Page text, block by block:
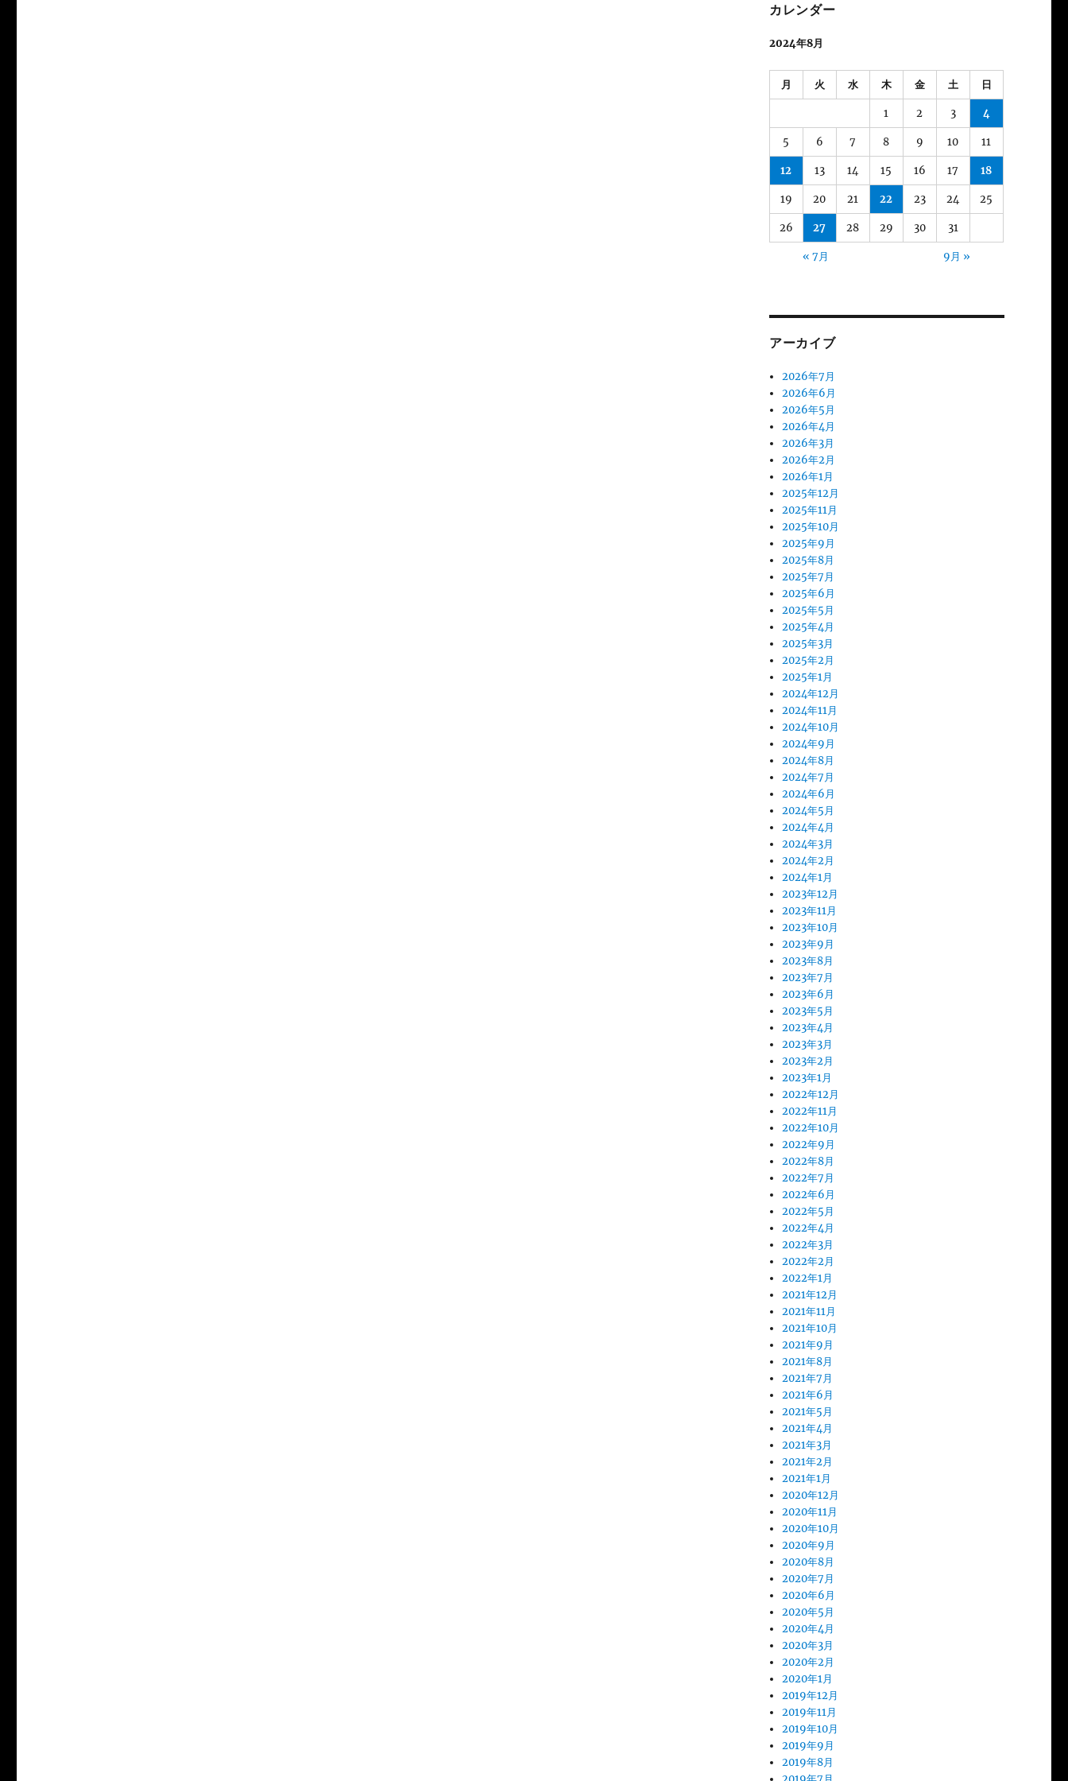
カレンダー
2024年8月
月 火 水 木 金 土 日
1 2 3 4
5 6 7 8 9 10 11
12 13 14 15 16 17 18
19 20 21 22 23 24 25
26 27 28 29 30 31
« 7月 9月 »
アーカイブ
2026年7月
2026年6月
2026年5月
2026年4月
2026年3月
2026年2月
2026年1月
2025年12月
2025年11月
2025年10月
2025年9月
2025年8月
2025年7月
2025年6月
2025年5月
2025年4月
2025年3月
2025年2月
2025年1月
2024年12月
2024年11月
2024年10月
2024年9月
2024年8月
2024年7月
2024年6月
2024年5月
2024年4月
2024年3月
2024年2月
2024年1月
2023年12月
2023年11月
2023年10月
2023年9月
2023年8月
2023年7月
2023年6月
2023年5月
2023年4月
2023年3月
2023年2月
2023年1月
2022年12月
2022年11月
2022年10月
2022年9月
2022年8月
2022年7月
2022年6月
2022年5月
2022年4月
2022年3月
2022年2月
2022年1月
2021年12月
2021年11月
2021年10月
2021年9月
2021年8月
2021年7月
2021年6月
2021年5月
2021年4月
2021年3月
2021年2月
2021年1月
2020年12月
2020年11月
2020年10月
2020年9月
2020年8月
2020年7月
2020年6月
2020年5月
2020年4月
2020年3月
2020年2月
2020年1月
2019年12月
2019年11月
2019年10月
2019年9月
2019年8月